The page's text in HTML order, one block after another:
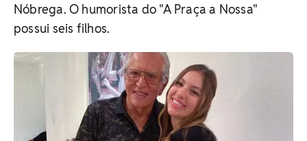
Nóbrega. O humorista do "A Praça a Nossa"
possui seis filhos.